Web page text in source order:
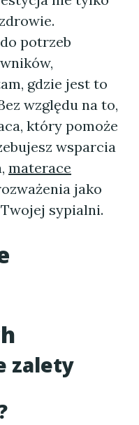
potrzeb
gdzie jest to
względu na to,
który pomoże
wsparcia
materace
jako
sypialni.
zalety